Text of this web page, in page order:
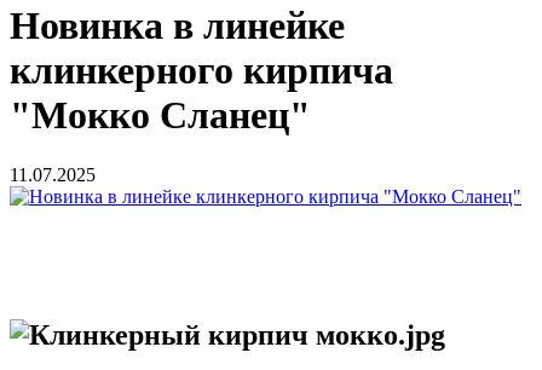
Новинка в линейке
клинкерного кирпича
"Мокко Сланец"
11.07.2025